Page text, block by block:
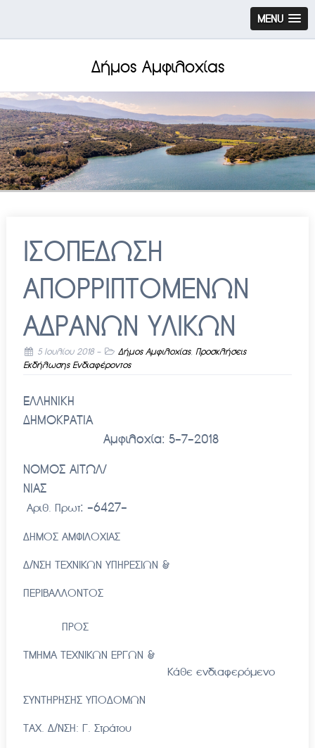
MENU
Δήμος Αμφιλοχίας
ΙΣΟΠΕΔΩΣΗ
ΑΠΟΡΡΙΠΤΟΜΕΝΩΝ
ΑΔΡΑΝΩΝ ΥΛΙΚΩΝ
5 Ιουλίου 2018- Δήμος Αμφιλοχίας, Προσκλήσεις
Εκδήλωσης Ενδιαφέροντος
ΕΛΛΗΝΙΚΗ
ΔΗΜΟΚΡΑΤΙΑ
Αμφιλοχία: 5-7-2018
ΝΟΜΟΣ ΑΙΤΩΛ/
ΝΙΑΣ
Αριθ. Πρωτ: -6427-
ΔΗΜΟΣ ΑΜΦΙΛΟΧΙΑΣ
Δ/ΝΣΗ ΤΕΧΝΙΚΩΝ ΥΠΗΡΕΣΙΩΝ &
ΠΕΡΙΒΑΛΛΟΝΤΟΣ
ΠΡΟΣ
ΤΜΗΜΑ ΤΕΧΝΙΚΩΝ ΕΡΓΩΝ &
Κάθε ενδιαφερόμενο
ΣΥΝΤΗΡΗΣΗΣ ΥΠΟΔΟΜΩΝ
ΤΑΧ. Δ/ΝΣΗ: Γ. Στράτου